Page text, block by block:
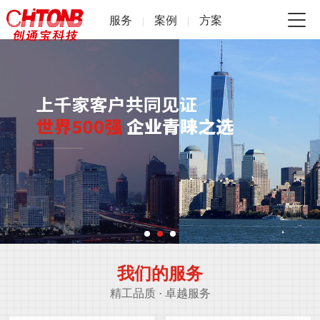
服务 案例 方案
我们的服务
精工品质 · 卓越服务